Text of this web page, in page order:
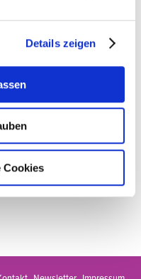
Details zeigen
Cookies